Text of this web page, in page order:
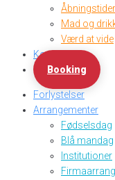
Mad og
Værd at vide
Kontakt
Booking
Forlystelser
Arrangementer
Fødselsdag
Blå mandag
Institutioner